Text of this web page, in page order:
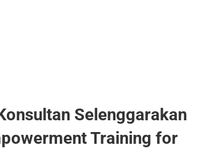
Selenggarakan
Training for